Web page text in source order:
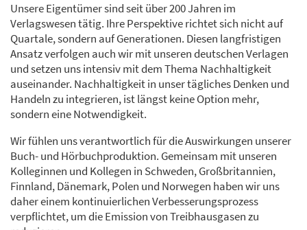
Unsere Eigentümer sind seit über 200 Jahren im
Verlagswesen tätig. Ihre Perspektive richtet sich nicht auf
Quartale, sondern auf Generationen. Diesen langfristigen
Ansatz verfolgen auch wir mit unseren deutschen Verlagen
und setzen uns intensiv mit dem Thema Nachhaltigkeit
auseinander. Nachhaltigkeit in unser tägliches Denken und
Handeln zu integrieren, ist längst keine Option mehr,
sondern eine Notwendigkeit.
Wir fühlen uns verantwortlich für die Auswirkungen unserer
Buch- und Hörbuchproduktion. Gemeinsam mit unseren
Kolleginnen und Kollegen in Schweden, Großbritannien,
Finnland, Dänemark, Polen und Norwegen haben wir uns
daher einem kontinuierlichen Verbesserungsprozess
verpflichtet, um die Emission von Treibhausgasen zu